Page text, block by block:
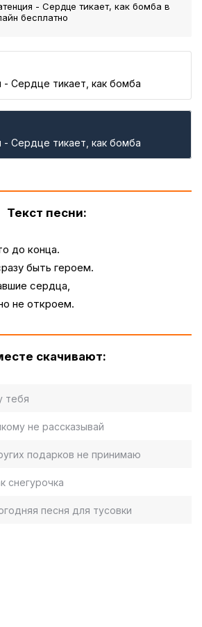
- Сердце тикает, как бомба в
бесплатно
- Сердце тикает, как бомба
- Сердце тикает, как бомба
Текст песни:
до конца.
быть героем.
сердца,
не откроем.
скачивают:
тебя
не рассказывай
подарков не принимаю
снегурочка
песня для тусовки